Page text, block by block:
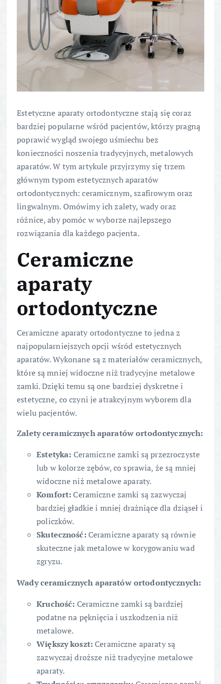
Estetyczne aparaty ortodontyczne stają się coraz
bardziej popularne wśród pacjentów, którzy pragną
poprawić wygląd swojego uśmiechu bez
konieczności noszenia tradycyjnych, metalowych
aparatów. W tym artykule przyjrzymy się trzem
głównym typom estetycznych aparatów
ortodontycznych: ceramicznym, szafirowym oraz
lingwalnym. Omówimy ich zalety, wady oraz
różnice, aby pomóc w wyborze najlepszego
rozwiązania dla każdego pacjenta.
Ceramiczne
aparaty
ortodontyczne
Ceramiczne aparaty ortodontyczne to jedna z
najpopularniejszych opcji wśród estetycznych
aparatów. Wykonane są z materiałów ceramicznych,
które są mniej widoczne niż tradycyjne metalowe
zamki. Dzięki temu są one bardziej dyskretne i
estetyczne, co czyni je atrakcyjnym wyborem dla
wielu pacjentów.
Zalety ceramicznych aparatów ortodontycznych:
Estetyka: Ceramiczne zamki są przezroczyste
lub w kolorze zębów, co sprawia, że są mniej
widoczne niż metalowe aparaty.
Komfort: Ceramiczne zamki są zazwyczaj
bardziej gładkie i mniej drażniące dla dziąseł i
policzków.
Skuteczność:Ceramiczne aparaty są równie
skuteczne jak metalowe w korygowaniu wad
zgryzu.
Wady ceramicznych aparatów ortodontycznych:
Kruchość: Ceramiczne zamki są bardziej
podatne na pęknięcia i uszkodzenia niż
metalowe.
Większy koszt: Ceramiczne aparaty są
zazwyczaj droższe niż tradycyjne metalowe
aparaty.